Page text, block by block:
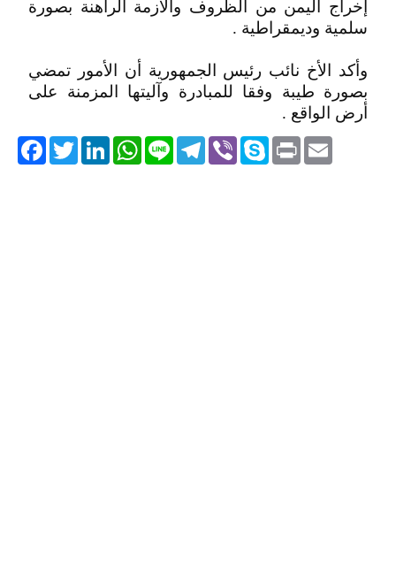
إخراج اليمن من الظروف والأزمة الراهنة بصورة
سلمية وديمقراطية .
وأكد الأخ نائب رئيس الجمهورية أن الأمور تمضي
بصورة طيبة وفقا للمبادرة وآليتها المزمنة على
أرض الواقع .
TwitterLinkedIn
WhatsApp Line
Telegram ViberSkype PrintEmail